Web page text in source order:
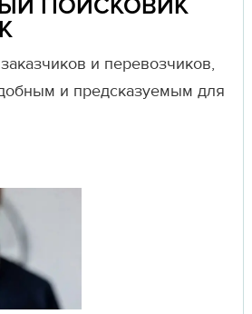
ПОИСКОВИК
и перевозчиков,
и предсказуемым для